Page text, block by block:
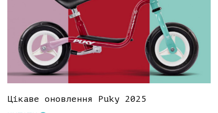
Цікаве оновлення Puky 2025